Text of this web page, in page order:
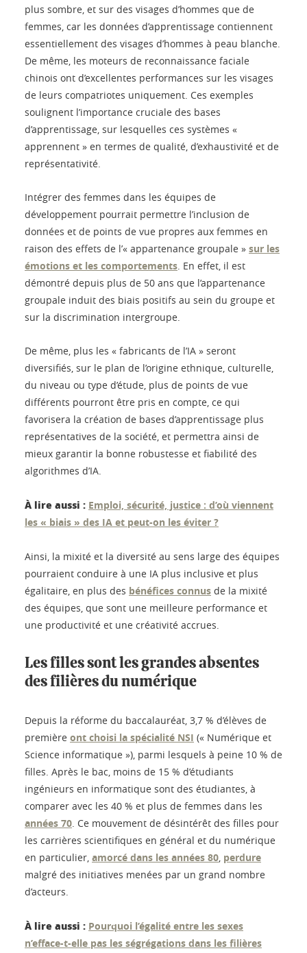
plus sombre, et sur des visages d’hommes que de
femmes, car les données d’apprentissage contiennent
essentiellement des visages d’hommes à peau blanche.
De même, les moteurs de reconnaissance faciale
chinois ont d’excellentes performances sur les visages
de leurs compatriotes uniquement. Ces exemples
soulignent l’importance cruciale des bases
d’apprentissage, sur lesquelles ces systèmes «
apprennent » en termes de qualité, d’exhaustivité et de
représentativité.
Intégrer des femmes dans les équipes de
développement pourrait permettre l’inclusion de
données et de points de vue propres aux femmes en
raison des effets de l’« appartenance groupale » sur les
émotions et les comportements. En effet, il est
démontré depuis plus de 50 ans que l’appartenance
groupale induit des biais positifs au sein du groupe et
sur la discrimination intergroupe.
De même, plus les « fabricants de l’IA » seront
diversifiés, sur le plan de l’origine ethnique, culturelle,
du niveau ou type d’étude, plus de points de vue
différents pourront être pris en compte, ce qui
favorisera la création de bases d’apprentissage plus
représentatives de la société, et permettra ainsi de
mieux garantir la bonne robustesse et fiabilité des
algorithmes d’IA.
À lire aussi : Emploi, sécurité, justice : d’où viennent
les « biais » des IA et peut-on les éviter ?
Ainsi, la mixité et la diversité au sens large des équipes
pourraient conduire à une IA plus inclusive et plus
égalitaire, en plus des bénéfices connus de la mixité
des équipes, que sont une meilleure performance et
une productivité et une créativité accrues.
Les filles sont les grandes absentes
des filières du numérique
Depuis la réforme du baccalauréat, 3,7 % d’élèves de
première ont choisi la spécialité NSI (« Numérique et
Science informatique »), parmi lesquels à peine 10 % de
filles. Après le bac, moins de 15 % d’étudiants
ingénieurs en informatique sont des étudiantes, à
comparer avec les 40 % et plus de femmes dans les
années 70. Ce mouvement de désintérêt des filles pour
les carrières scientifiques en général et du numérique
en particulier, amorcé dans les années 80, perdure
malgré des initiatives menées par un grand nombre
d’acteurs.
À lire aussi : Pourquoi l’égalité entre les sexes
n’efface-t-elle pas les ségrégations dans les filières